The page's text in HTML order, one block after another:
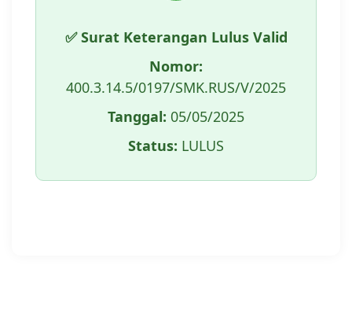
✅ Surat Keterangan Lulus Valid
Nomor:
400.3.14.5/0197/SMK.RUS/V/2025
Tanggal: 05/05/2025
Status: LULUS